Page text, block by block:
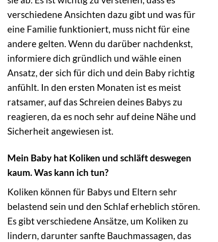
verschiedene Ansichten dazu gibt und was für
eine Familie funktioniert, muss nicht für eine
andere gelten. Wenn du darüber nachdenkst,
informiere dich gründlich und wähle einen
Ansatz, der sich für dich und dein Baby richtig
anfühlt. In den ersten Monaten ist es meist
ratsamer, auf das Schreien deines Babys zu
reagieren, da es noch sehr auf deine Nähe und
Sicherheit angewiesen ist.
Mein Baby hat Koliken und schläft deswegen
kaum. Was kann ich tun?
Koliken können für Babys und Eltern sehr
belastend sein und den Schlaf erheblich stören.
Es gibt verschiedene Ansätze, um Koliken zu
lindern, darunter sanfte Bauchmassagen, das